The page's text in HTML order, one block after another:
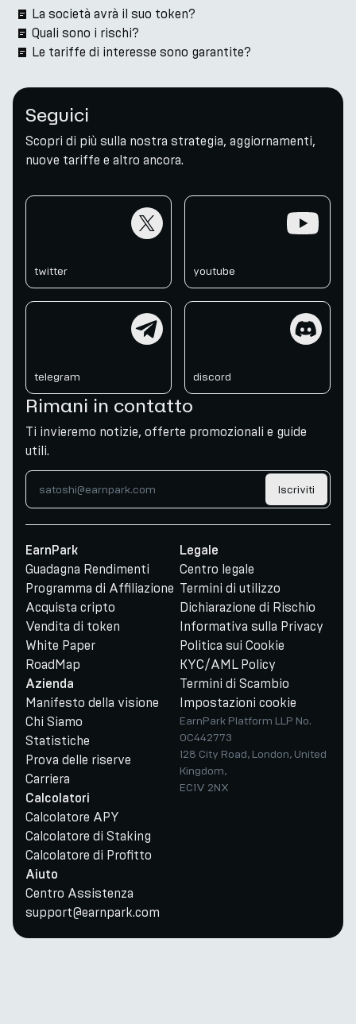
La società avrà il suo token?
Quali sono i rischi?
Le tariffe di interesse sono garantite?
Seguici
Scopri di più sulla nostra strategia, aggiornamenti,
nuove tariffe e altro ancora.
twitter youtube
telegram discord
Rimani in contatto
Ti invieremo notizie, offerte promozionali e guide
utili.
Iscriviti
EarnPark
Guadagna Rendimenti
Programma di Affiliazione
Acquista cripto
Vendita di token
White Paper
RoadMap
Azienda
Manifesto della visione
Chi Siamo
Statistiche
Prova delle riserve
Carriera
Calcolatori
Calcolatore APY
Calcolatore di Staking
Calcolatore di Profitto
Aiuto
Centro Assistenza
support@earnpark.com
Legale
Centro legale
Termini di utilizzo
Dichiarazione di Rischio
Informativa sulla Privacy
Politica sui Cookie
KYC/AML Policy
Termini di Scambio
Impostazioni cookie
EarnPark Platform LLP No.
OC442773
128 City Road, London, United
Kingdom,
EC1V 2NX